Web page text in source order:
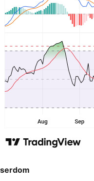
serdom